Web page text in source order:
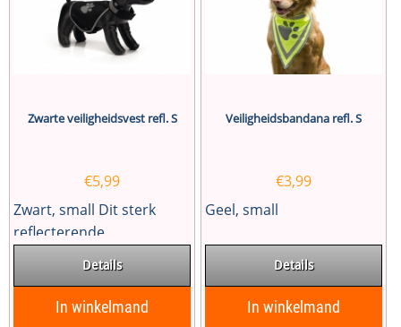
Zwarte veiligheidsvest refl. S
€5,99
Zwart, small Dit sterk
reflecterende...
Details
In winkelmand
Veiligheidsbandana refl. S
€3,99
Geel, small
Details
In winkelmand